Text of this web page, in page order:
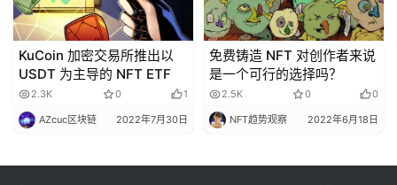
KuCoin 加密交易所推出以
USDT 为主导的 NFT ETF
2.3K 0 1
AZcuc区块链 2022年7月30日
免费铸造 NFT 对创作者来说
是一个可行的选择吗？
2.5K 0 0
NFT趋势观察 2022年6月18日